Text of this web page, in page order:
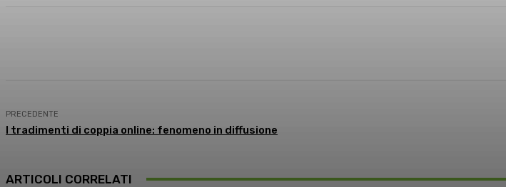
PRECEDENTE
I tradimenti di coppia online: fenomeno in diffusione
ARTICOLI CORRELATI